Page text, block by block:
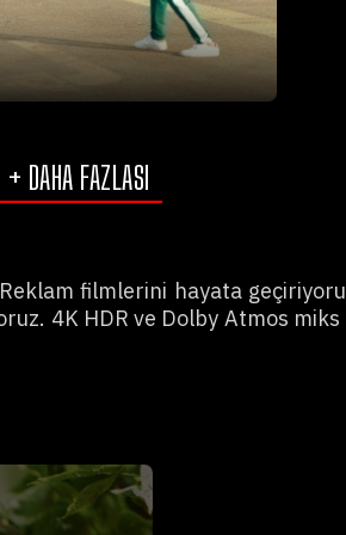
+ DAHA FAZLASI
filmlerini hayata
4K HDR ve Dolby Atmos